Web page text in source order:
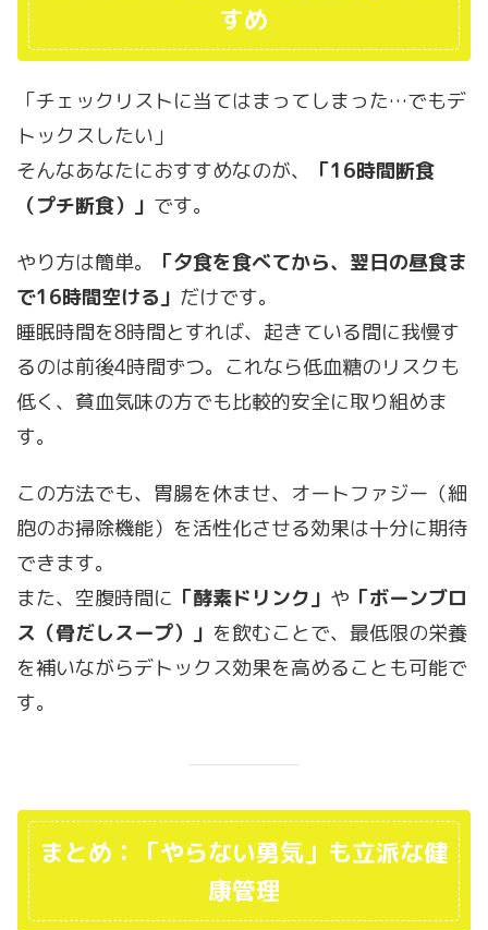
すめ
「チェックリストに当てはまってしまった…でもデ
トックスしたい」
そんなあなたにおすすめなのが、
「16時間断食
（プチ断食）」 です。
やり方は簡単。
「夕食を食べてから、翌日の昼食ま
で16時間空ける」 だけです。
睡眠時間を8時間とすれば、起きている間に我慢す
るのは前後4時間ずつ。これなら低血糖のリスクも
低く、貧血気味の方でも比較的安全に取り組めま
す。
この方法でも、胃腸を休ませ、オートファジー（細
胞のお掃除機能）を活性化させる効果は十分に期待
できます。
また、空腹時間に 「酵素ドリンク」 や 「ボーンブロ
ス（骨だしスープ）」 を飲むことで、最低限の栄養
を補いながらデトックス効果を高めることも可能で
す。
まとめ：「やらない勇気」も立派な健
康管理